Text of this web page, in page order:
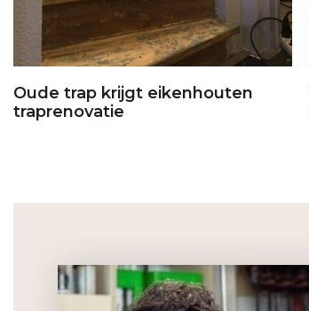
Oude trap krijgt eikenhouten
traprenovatie